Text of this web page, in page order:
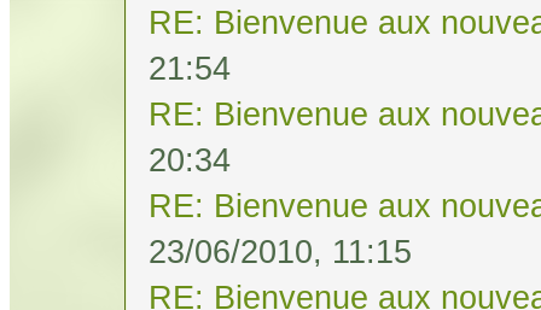
RE: Bienvenue aux
21:54
RE: Bienvenue aux
20:34
RE: Bienvenue aux
23/06/2010, 11:15
RE: Bienvenue aux